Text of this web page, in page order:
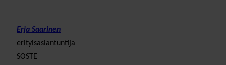
Erja Saarinen
erityisasiantuntija
SOSTE